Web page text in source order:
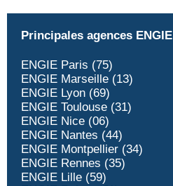
Principales agences ENGIE
ENGIE Paris (75)
ENGIE Marseille (13)
ENGIE Lyon (69)
ENGIE Toulouse (31)
ENGIE Nice (06)
ENGIE Nantes (44)
ENGIE Montpellier (34)
ENGIE Rennes (35)
ENGIE Lille (59)